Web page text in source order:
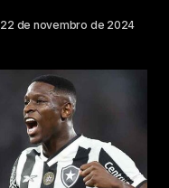
22 de novembro de 2024